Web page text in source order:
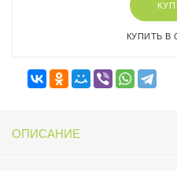
КУПИТЬ В
ОПИСАНИЕ